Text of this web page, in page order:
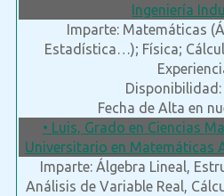
Ingeniería
Imparte: Matemáticas
Estadística…); Física;
Fecha de Alta en
• Luis, Grado en Ciencias
Universitario en Matemáticas
Imparte: Álgebra Lineal,
Análisis de Variable Real,